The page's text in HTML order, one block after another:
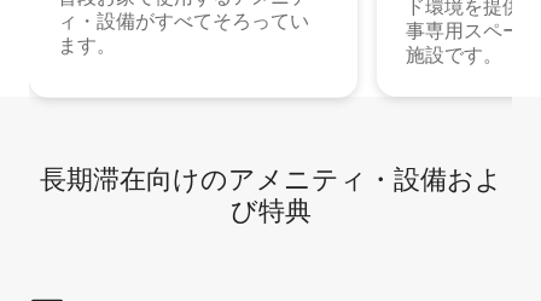
ィ・設備がすべてそろってい
ます。
ド環境を提供
事専用スペー
施設です。
長期滞在向け⁠のア⁠メ⁠ニ⁠テ⁠ィ⁠・設⁠備⁠およ
び特⁠典